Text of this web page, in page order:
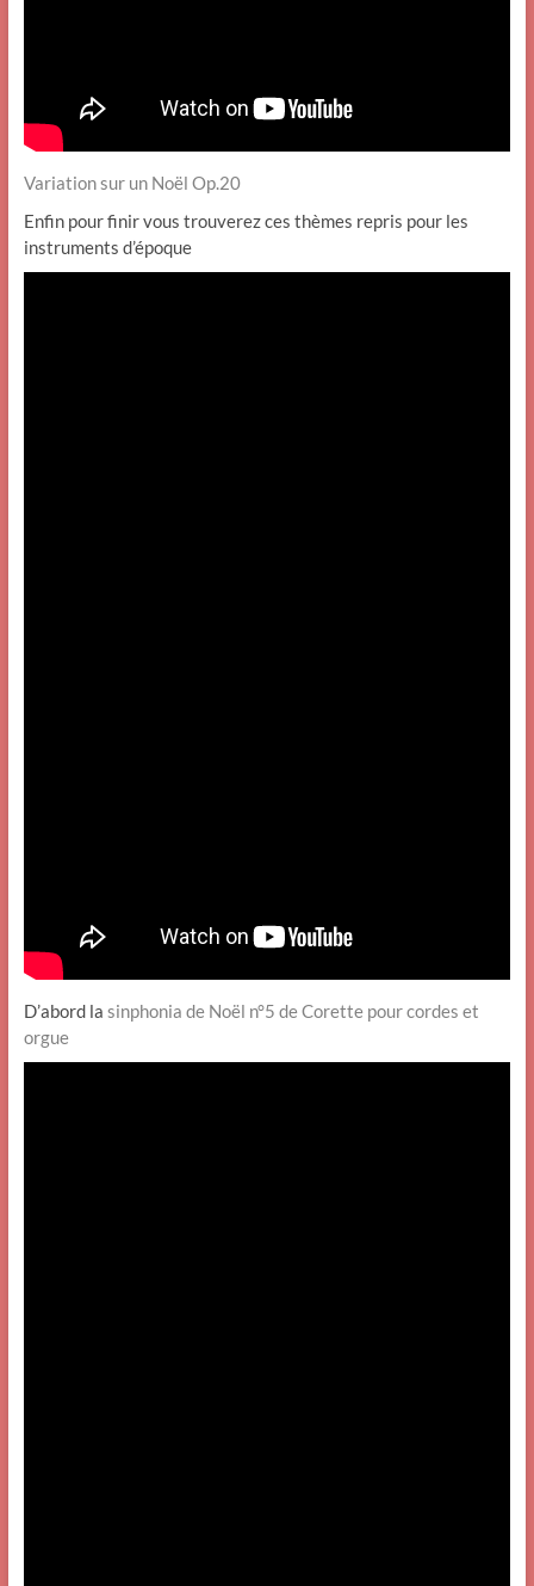
Variation sur un Noël Op.20
Enfin pour finir vous trouverez ces thèmes repris pour les
instruments d’époque
D’abord la sinphonia de Noël n°5 de Corette pour cordes et
orgue